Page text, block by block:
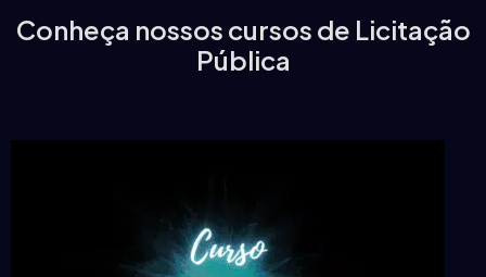
Conheça nossos cursos de Licitação
Pública